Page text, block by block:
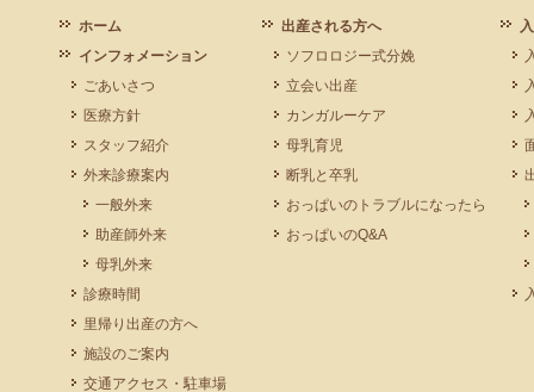
ホーム
インフォメーション
ごあいさつ
医療方針
スタッフ紹介
外来診療案内
一般外来
助産師外来
母乳外来
診療時間
里帰り出産の方へ
施設のご案内
交通アクセス・駐車場
出産される方へ
ソフロロジー式分娩
立会い出産
カンガルーケア
母乳育児
断乳と卒乳
おっぱいのトラブルになったら
おっぱいのQ&A